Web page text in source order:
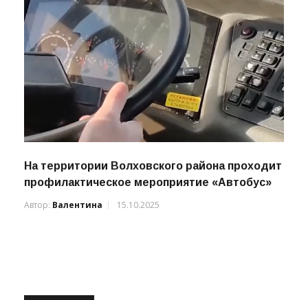
На территории Волховского района проходит
профилактическое мероприятие «Автобус»
Автор: Валентина 15.10.2025